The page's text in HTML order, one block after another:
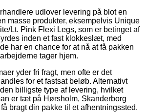
udlover levering på blot en
masse produkter, eksempelvis Unique
Lt. Pink Flexi Legs, som er betinget af
inden et fast klokkeslæt, med
har en chance for at nå at få pakken
tager hjem.
yder fri fragt, men ofte er det
for et fastsat beløb. Alternativt
billigste type af levering, hvilket
er tæt på Hørsholm, Skanderborg
bragt din pakke til et afhentningssted.